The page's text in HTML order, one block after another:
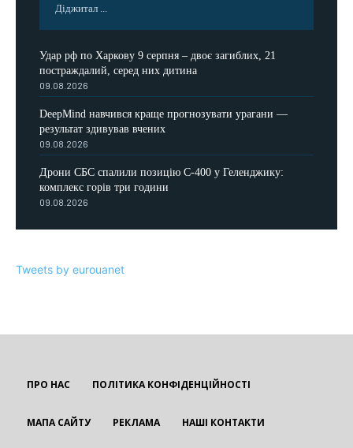
Діджитал ...
Удар рф по Харкову 9 серпня – двоє загиблих, 21
постраждалий, серед них дитина
09.08.2026
DeepMind навчився краще прогнозувати урагани —
результат здивував вчених
09.08.2026
Дрони СБС спалили позицію С-400 у Геленджику:
комплекс горів три години
09.08.2026
Tweets by eurouanet
ПРО НАС ПОЛІТИКА КОНФІДЕНЦІЙНОСТІ
МАПА САЙТУ РЕКЛАМА НАШІ КОНТАКТИ